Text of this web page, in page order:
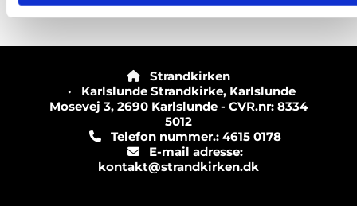

Strandkirken
· Karlslunde Strandkirke, Karlslunde
Mosevej 3, 2690 Karlslunde - CVR.nr: 8334
5012
Telefon nummer.: 4615 0178
E-mail adresse:
kontakt@strandkirken.dk